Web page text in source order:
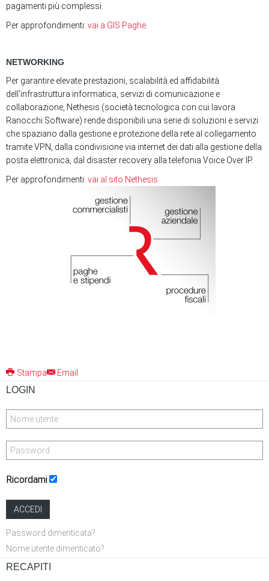
pagamenti più complessi.
Per approfondimenti: vai a GIS Paghe
NETWORKING
Per garantire elevate prestazioni, scalabilità ed affidabilità
dell'infrastruttura informatica, servizi di comunicazione e
collaborazione, Nethesis (società tecnologica con cui lavora
Ranocchi Software) rende disponibili una serie di soluzioni e servizi
che spaziano dalla gestione e protezione della rete al collegamento
tramite VPN, dalla condivisione via internet dei dati alla gestione della
posta elettronica, dal disaster recovery alla telefonia Voice Over IP.
Per approfondimenti: vai al sito Nethesis
Stampa Email
LOGIN
Ricordami
ACCEDI
Password dimenticata?
Nome utente dimenticato?
RECAPITI